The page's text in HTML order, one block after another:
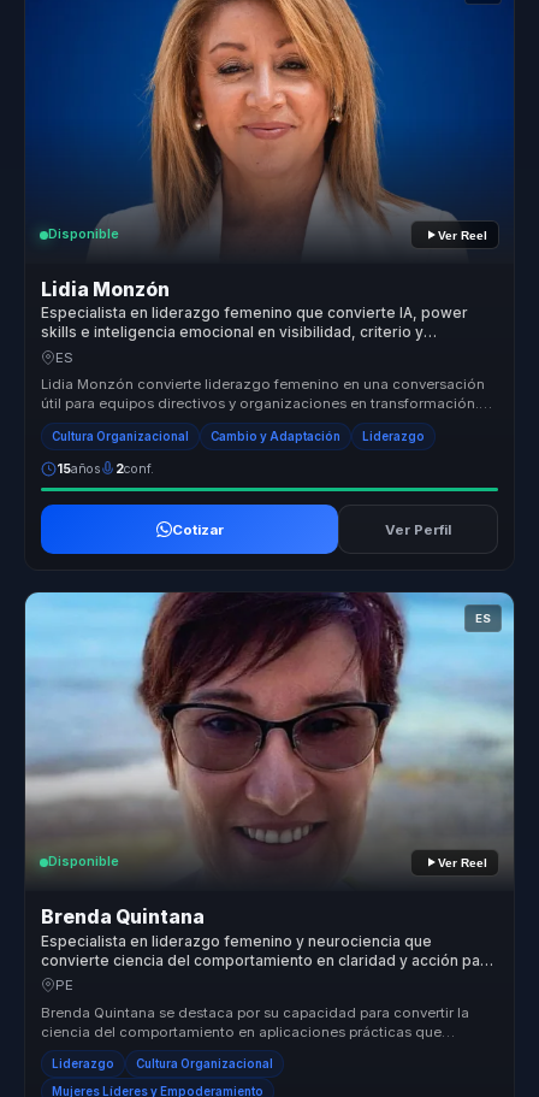
Disponible Ver Reel
Lidia Monzón
Especialista en liderazgo femenino que convierte IA, power
skills e inteligencia emocional en visibilidad, criterio y
crecimiento para mujeres líderes.
ES
Lidia Monzón convierte liderazgo femenino en una conversación
útil para equipos directivos y organizaciones en transformación.
Conecta IA...
Cultura Organizacional Cambio y Adaptación Liderazgo
15años 2conf.
Cotizar Ver Perfil
ES
Disponible Ver Reel
Brenda Quintana
Especialista en liderazgo femenino y neurociencia que
convierte ciencia del comportamiento en claridad y acción para
mujeres líderes y equipos.
PE
Brenda Quintana se destaca por su capacidad para convertir la
ciencia del comportamiento en aplicaciones prácticas que
transforman organi...
Liderazgo Cultura Organizacional
Mujeres Líderes y Empoderamiento